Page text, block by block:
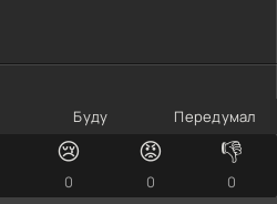
Буду Передумал
😢
0
😡
0
👎
0